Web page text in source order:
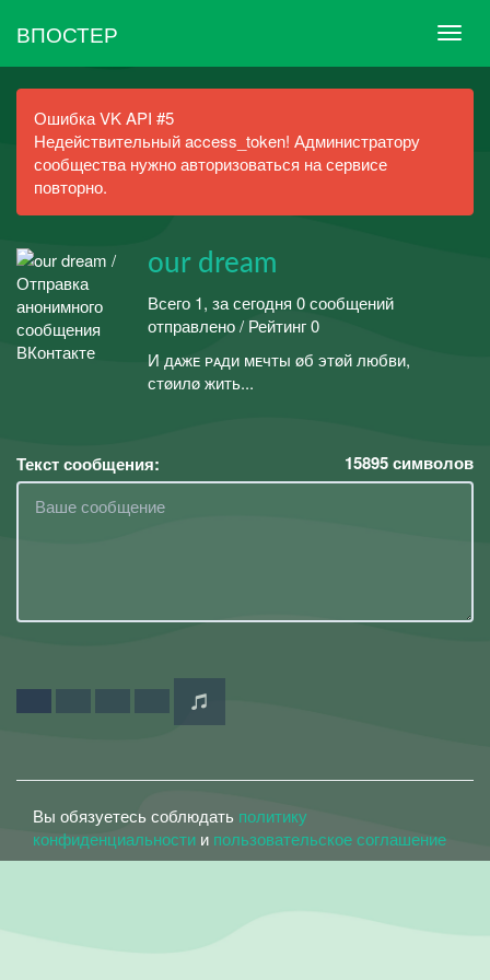
ВПОСТЕР
Ошибка VK API #5
Недействительный access_token! Администратору
сообщества нужно авторизоваться на сервисе
повторно.
our dream
Всего 1, за сегодня 0 сообщений
отправлено / Рейтинг 0
И дᴀжᴇ ᴘᴀди ᴍᴇчᴛы øб этøй любʙи,
ᴄᴛøилø жиᴛь...
Текст сообщения: 15895символов
Вы обязуетесь соблюдать политику
конфиденциальности и пользовательское соглашение